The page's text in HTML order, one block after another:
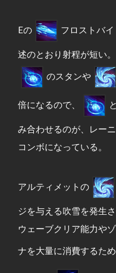
Eの フロストバ
述のとおり射程が短い。
のスタンや
倍になるので、 と
み合わせるのが、レー
コンボになっている。
アルティメットの
ジを与える吹雪を発生
ウェーブクリア能力や
ナを大量に消費するた